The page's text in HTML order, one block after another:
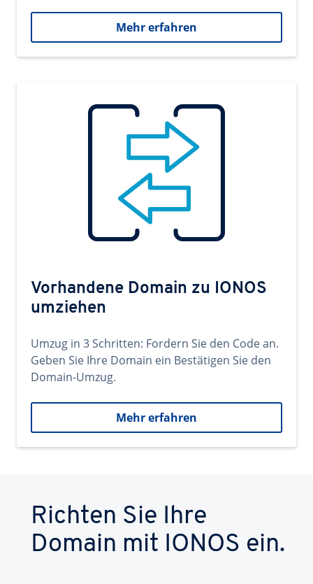
Mehr erfahren
Vorhandene Domain zu IONOS
umziehen
Umzug in 3 Schritten: Fordern Sie den Code an.
Geben Sie Ihre Domain ein Bestätigen Sie den
Domain-Umzug.
Mehr erfahren
Richten Sie Ihre
Domain mit IONOS ein.